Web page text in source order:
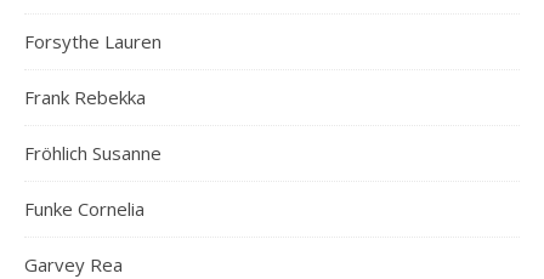
Forsythe Lauren
Frank Rebekka
Fröhlich Susanne
Funke Cornelia
Garvey Rea